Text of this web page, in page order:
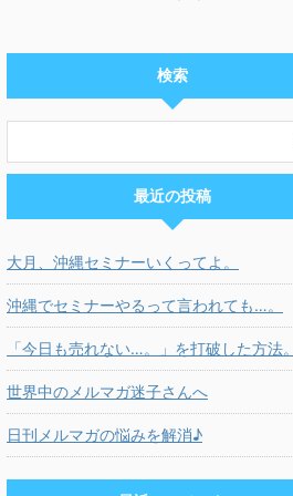
検索
最近の投稿
大月、沖縄セミナーいくってよ。
沖縄でセミナーやるって言われても…。
「今日も売れない…。」を打破した方法。
世界中のメルマガ迷子さんへ
日刊メルマガの悩みを解消♪